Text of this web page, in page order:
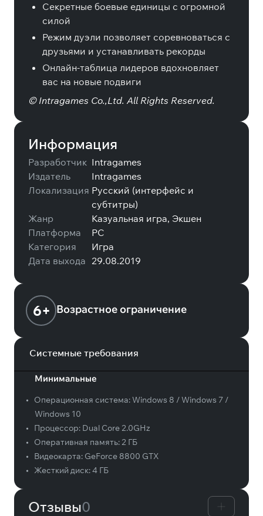
Секретные боевые единицы с огромной
силой
Режим дуэли позволяет соревноваться с
друзьями и устанавливать рекорды
Онлайн-таблица лидеров вдохновляет
вас на новые подвиги
© Intragames Co.,Ltd. All Rights Reserved.
Информация
Разработчик Intragames
Издатель
Intragames
Локализация Русский (интерфейс и
субтитры)
Жанр
Казуальная игра, Экшен
Платформа
PC
Категория
Игра
Дата выхода 29.08.2019
6+ Возрастное ограничение
Системные требования
Минимальные
• Операционная система:Windows 8 / Windows 7 /
Windows 10
•
Процессор: Dual Core 2.0GHz
•
Оперативная память:2 ГБ
•
Видеокарта: GeForce 8800 GTX
•
Жесткий диск:4 ГБ
Отзывы0